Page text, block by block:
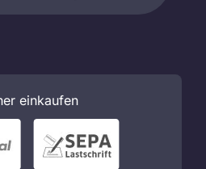
einkaufen